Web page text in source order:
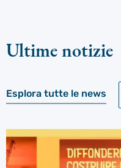
Ultime notizie
Esplora tutte le news